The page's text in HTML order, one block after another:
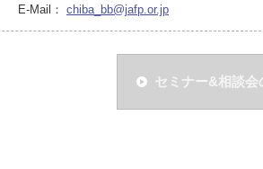
E-Mail： chiba_bb@jafp.or.jp
セミナー&相談会